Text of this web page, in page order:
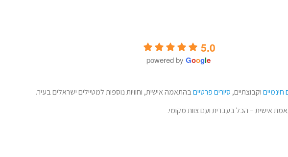
5.0
powered by Google
חינמייםוקבוצתיים, סיורים פרטייםבהתאמה אישית, וחוויות נוספות למטיילים ישראלים בעיר.
אישית – הכל בעברית ועם צוות מקומי.